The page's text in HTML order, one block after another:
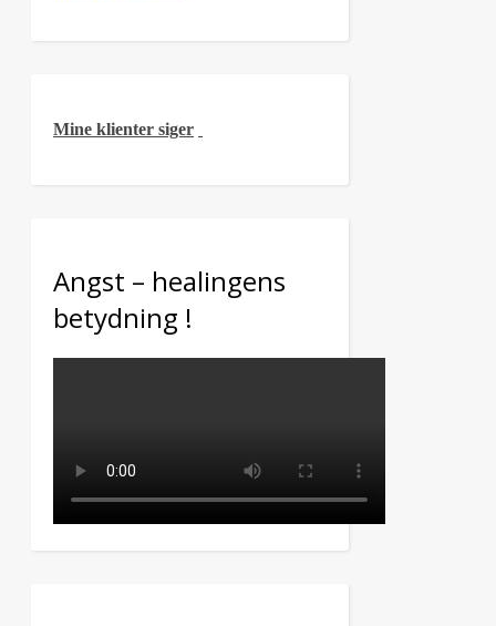
Mine klienter siger
Angst – healingens
betydning !